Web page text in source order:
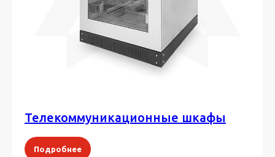
Телекоммуникационные шкафы
Подробнее